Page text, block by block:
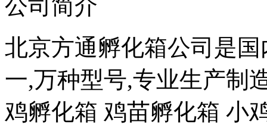
公司简介
北京方通孵化箱公司是
一,万种型号,专业生产制
鸡孵化箱 鸡苗孵化箱 小